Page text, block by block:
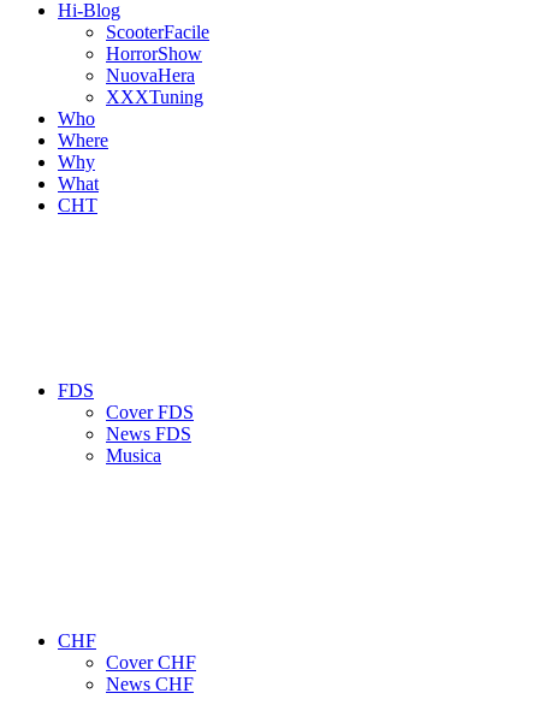
Hi-Blog
ScooterFacile
HorrorShow
NuovaHera
XXXTuning
Who
Where
Why
What
CHT
FDS
Cover FDS
News FDS
Musica
CHF
Cover CHF
News CHF